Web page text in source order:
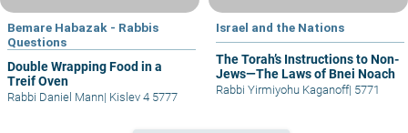
Bemare Habazak - Rabbis
Questions
Double Wrapping Food in a
Treif Oven
Rabbi Daniel Mann| Kislev 4 5777
Israel and the Nations
The Torah’s Instructions to Non-
Jews—The Laws of Bnei Noach
Rabbi Yirmiyohu Kaganoff| 5771